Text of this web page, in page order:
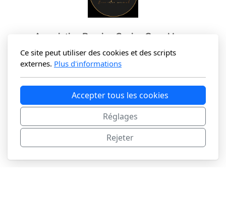
Association Pension Canine Grand Luxe
Chemin du Grand Lac 6
1950 Sion
+41 78 907 06 02
info@asso-pensiongl.ch
IBAN : CH75 0076 5001 0459 0700 4
Ce site peut utiliser des cookies et des scripts
externes. Plus d'informations
Accepter tous les cookies
Réglages
Rejeter